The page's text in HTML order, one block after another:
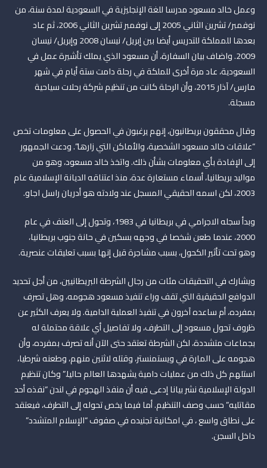
وعمل خالد مسعود مدرسا للغة الإنجليزية في السعودية لمدة سنة، من
نوفمبر/ تشرين الثاني 2005 إلى نوفمبر تشرين الثاني 2006، ثم عاد
بعدها للمملكة للتدريس أيضا بين إبريل/ نيسان 2008 وإبريل/ نيسان
2009. واضاف بيان السفارة، أن مسعود الذي يملك تأشيرة عمل في
السعودية، عاد مرة أخرى للملكة في رحلة دامت ستة أيام في شهر
مارس/ آذار 2015، وأن الرحلة كانت من تنظيم شركة رحلات سياحية
مسجلة.
وقال محققون بريطانيون، إنهم يرغبون في الحصول على معلومات تخص
“علاقات خالد مسعود الشخصية، والأماكن التي زارها”. ودعت الجمهور
إلى الإفادة بأي معلومات بشأن ذلك. واتخذ خالد مسعود، وهو من
مواليد بريطانيا، أسماء مستعارة عدة، منذ اعتناقه الديانة الإسلامية عام
2003، لكن اسمه الحقيقي المسجل عند ولادته هو أدريان راسل اجاو.
وبدأ سجله الاجرامي في بريطانيا في 1983، وتحول إلى العنف في عام
2000، عندما طعن شخصا في وجهه بسكين في حانة جنوب بريطانيا،
وهو تحت تأثير الكحول، بسبب مشاجرة قيل إنها بسبب تعليقات عنصرية.
ويشارك في التحقيقات مئات من رجال الشرطة البريطانيين، من أجل تحديد
الدوافع الحقيقية التي تقف وراء تنفيذ مسعود هجومه، وهل تصرف
بمفرده، أم ساعده آخرون في تنفيذ العملية الدامية. ولا يعرف الكثير عن
ظروف تحول مسعود إلى التطرف، ولا تفاصيل أي علاقة محتملة له
بجماعات متشددة، لكن الشرطة تعتقد حتى الآن أنه تصرف بمفرده، وأن
هجومه على المارة في ويستمنستر، وقتله لاثنين منهم، وطعنه شرطيا،
استلهم كل ذلك من عمليات دامية يشهدها العالم حاليا.” وكان تنظيم
الدولة الإسلامية نشر بيانا إدعى فيه أن منفذ الهجوم في لندن “نفذه أحد
مقاتليه” حسب وصف التنظيم. أما فيما يخص تحوله إلى التطرف، فيعتقد
على نطاق واسع ، في امكانية تجنيده في صفوف “الإسلام المتشدد”
داخل السجن.